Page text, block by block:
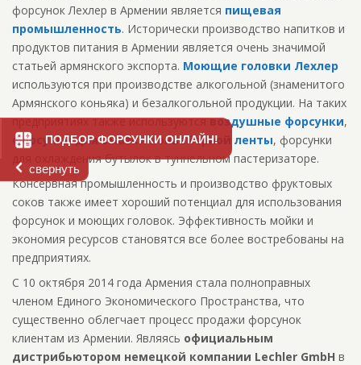
ПОДБОР ФОРСУНКИ ОНЛАЙН!
свернуть
форсунок Лехлер в Армении является пищевая
промышленность. Исторически производство напитков и
продуктов питания в Армении является очень значимой
статьей армянского экспорта. Моющие головки Лехлер
используются при производстве алкогольной (знаменитого
Армянского коньяка) и безалкогольной продукции. На таких
предприятиях также используютсявоздушные форсунки,
форсунки для смазки конвейерной ленты, форсунки
для охлаждения бутылок в туннельном пастеризаторе.
Консервная промышленность и производство фруктовых
соков также имеет хороший потенциал для использования
форсунок и моющих головок. Эффективность мойки и
экономия ресурсов становятся все более востребованы на
предприятиях.
С 10 октября 2014 года Армения стала полноправных
членом Единого Экономического Пространства, что
существенно облегчает процесс продажи форсунок
клиентам из Армении. Являясь официальным
дистрибьютором немецкой компании Lechler GmbH в